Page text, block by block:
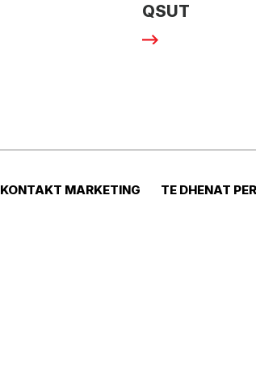
QSUT
KONTAKT MARKETING TE DHENAT